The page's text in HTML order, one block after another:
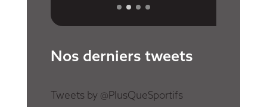
Nos derniers tweets
Tweets by @PlusQueSportifs